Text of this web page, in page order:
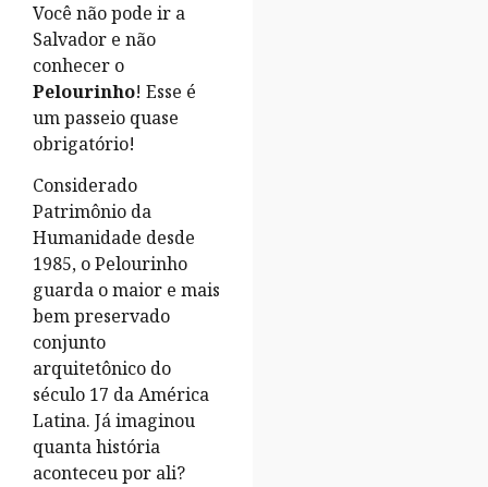
Você não pode ir a
Salvador e não
conhecer o
Pelourinho! Esse é
um passeio quase
obrigatório!
Considerado
Patrimônio da
Humanidade desde
1985, o Pelourinho
guarda o maior e mais
bem preservado
conjunto
arquitetônico do
século 17 da América
Latina. Já imaginou
quanta história
aconteceu por ali?